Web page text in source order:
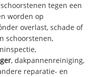
tegen een
worden op
overlast, schade of
schoorstenen,
, dakpannenreiniging,
reparatie- en